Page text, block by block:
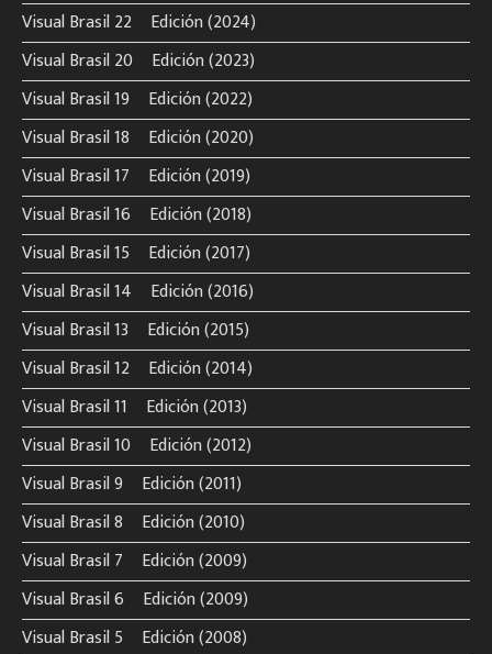
Visual Brasil 22º Edición (2024)
Visual Brasil 20º Edición (2023)
Visual Brasil 19º Edición (2022)
Visual Brasil 18º Edición (2020)
Visual Brasil 17º Edición (2019)
Visual Brasil 16º Edición (2018)
Visual Brasil 15º Edición (2017)
Visual Brasil 14º Edición (2016)
Visual Brasil 13º Edición (2015)
Visual Brasil 12º Edición (2014)
Visual Brasil 11º Edición (2013)
Visual Brasil 10º Edición (2012)
Visual Brasil 9º Edición (2011)
Visual Brasil 8º Edición (2010)
Visual Brasil 7º Edición (2009)
Visual Brasil 6º Edición (2009)
Visual Brasil 5º Edición (2008)